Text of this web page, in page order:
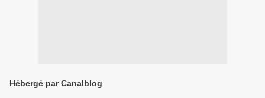
Hébergé par Canalblog